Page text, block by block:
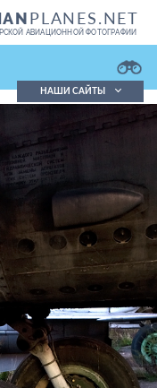
PLANES.NET
АВИАЦИОННОЙ ФОТОГРАФИИ
НАШИ САЙТЫ